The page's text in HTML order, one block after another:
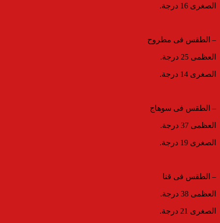
الصغرى 16 درجة.
– الطقس فى مطروح
العظمى 25 درجة.
الصغرى 14 درجة.
– الطقس فى سوهاج
العظمى 37 درجة.
الصغرى 19 درجة.
– الطقس فى قنا
العظمى 38 درجة.
الصغرى 21 درجة.